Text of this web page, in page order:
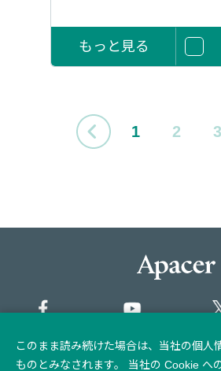
もっと見る
1 2 3
サイトマップ
このまま読み続けた場合は、当社の個人
ものとみなされます。 当社の Cookie へ